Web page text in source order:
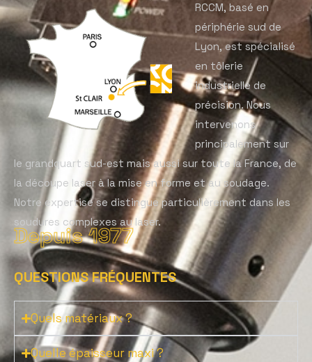
RCCM, basé en
périphérie sud de
Lyon, est spécialisé
en tôlerie
industrielle de
précision. Nous
intervenons
principalement sur
le grandquart sud-est mais aussi sur toute la France, de
la découpe laser à la mise en forme et au soudage.
Notre expertise se distingue particulièrement dans les
soudures complexes au laser.
Depuis 1977
QUESTIONS FRÉQUENTES
Quels matériaux ?
Quelle épaisseur maxi ?